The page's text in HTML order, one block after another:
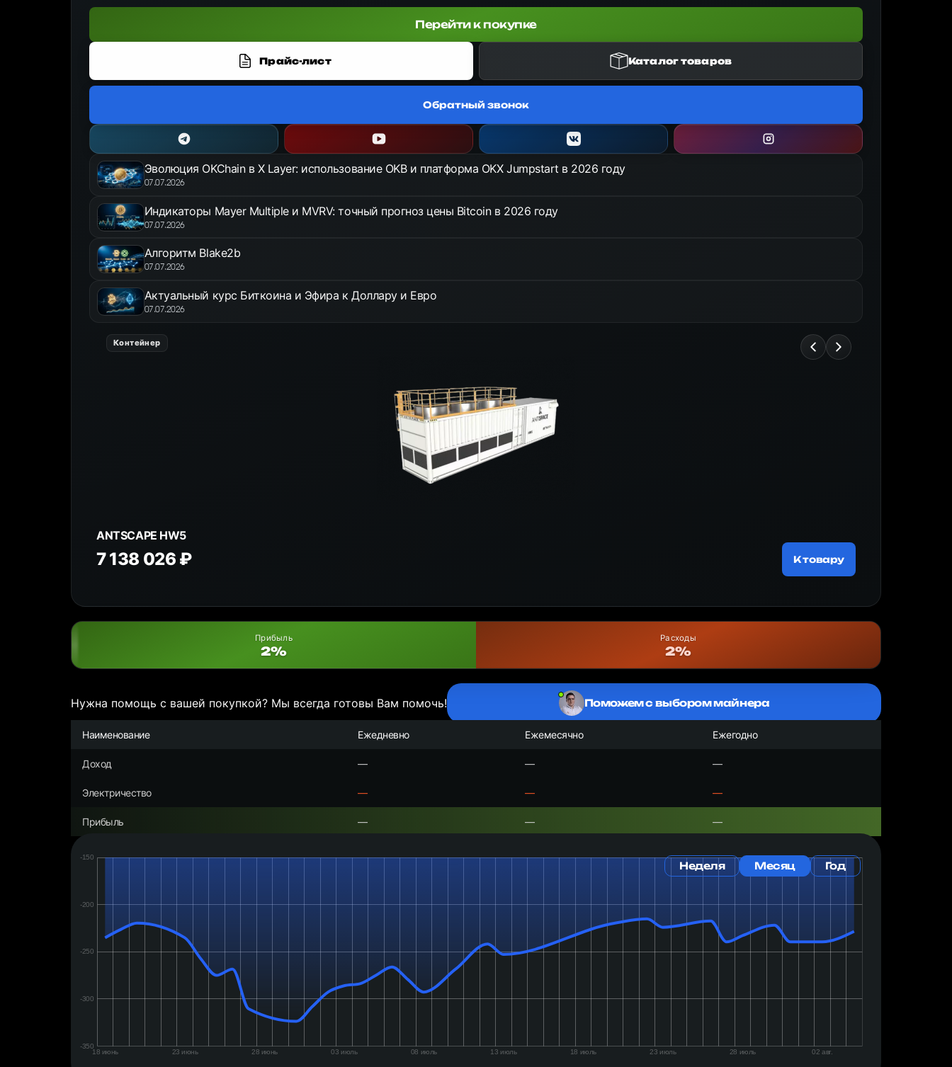
Перейти к покупке
Прайс-лист Каталог товаров
Обратный звонок
Эволюция OKChain в X Layer: использование OKB и платформа OKX Jumpstart в 2026 году
07.07.2026
Индикаторы Mayer Multiple и MVRV: точный прогноз цены Bitcoin в 2026 году
07.07.2026
Алгоритм Blake2b
07.07.2026
Актуальный курс Биткоина и Эфира к Доллару и Евро
07.07.2026
Контейнер
ANTSPACE HD5
10 792 016 ₽ К товару
Прибыль
2%
Расходы
2%
Нужна помощь с вашей покупкой? Мы всегда готовы Вам помочь! Поможем с выбором майнера
Наименование Ежедневно Ежемесячно Ежегодно
Доход — — —
Электричество — — —
Прибыль — — —
Дата:
Неделя Месяц Год